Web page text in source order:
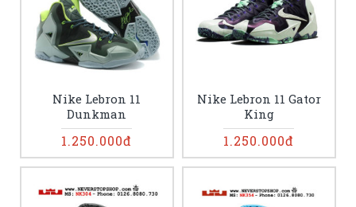
Nike Lebron 11
Dunkman
1.250.000đ
Nike Lebron 11 Gator
King
1.250.000đ